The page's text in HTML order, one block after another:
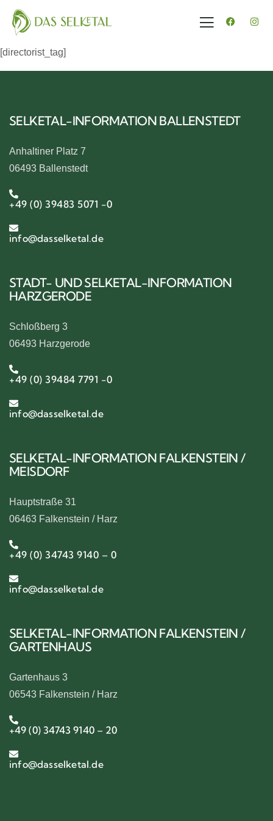
[directorist_tag]
SELKETAL-INFORMATION BALLENSTEDT
Anhaltiner Platz 7
06493 Ballenstedt
+49 (0) 39483 5071 -0
info@dasselketal.de
STADT- UND SELKETAL-INFORMATION
HARZGERODE
Schloßberg 3
06493 Harzgerode
+49 (0) 39484 7791 -0
info@dasselketal.de
SELKETAL-INFORMATION FALKENSTEIN /
MEISDORF
Hauptstraße 31
06463 Falkenstein / Harz
+49 (0) 34743 9140 – 0
info@dasselketal.de
SELKETAL-INFORMATION FALKENSTEIN /
GARTENHAUS
Gartenhaus 3
06543 Falkenstein / Harz
+49 (0) 34743 9140 – 20
info@dasselketal.de